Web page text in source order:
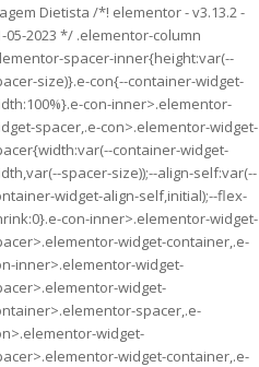
Dietista /*! elementor - v3.13.2 -
05-2023 */ .elementor-column
spacer-inner{height:var(--
size)}.e-con{--container-widget-
con-inner>.elementor-
spacer,.e-con>.elementor-widget-
container-widget-
spacer-size));--align-self:var(--
widget-align-self,initial);--flex-
con-inner>.elementor-widget-
widget-container,.e-
inner>.elementor-widget-
widget-
spacer,.e-
widget-
widget-container,.e-